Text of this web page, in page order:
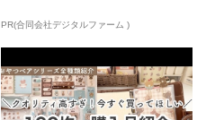
PR(合同会社デジタルファーム )